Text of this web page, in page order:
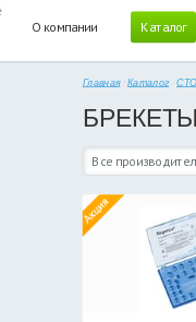
О компании Каталог
Главная Каталог
Все